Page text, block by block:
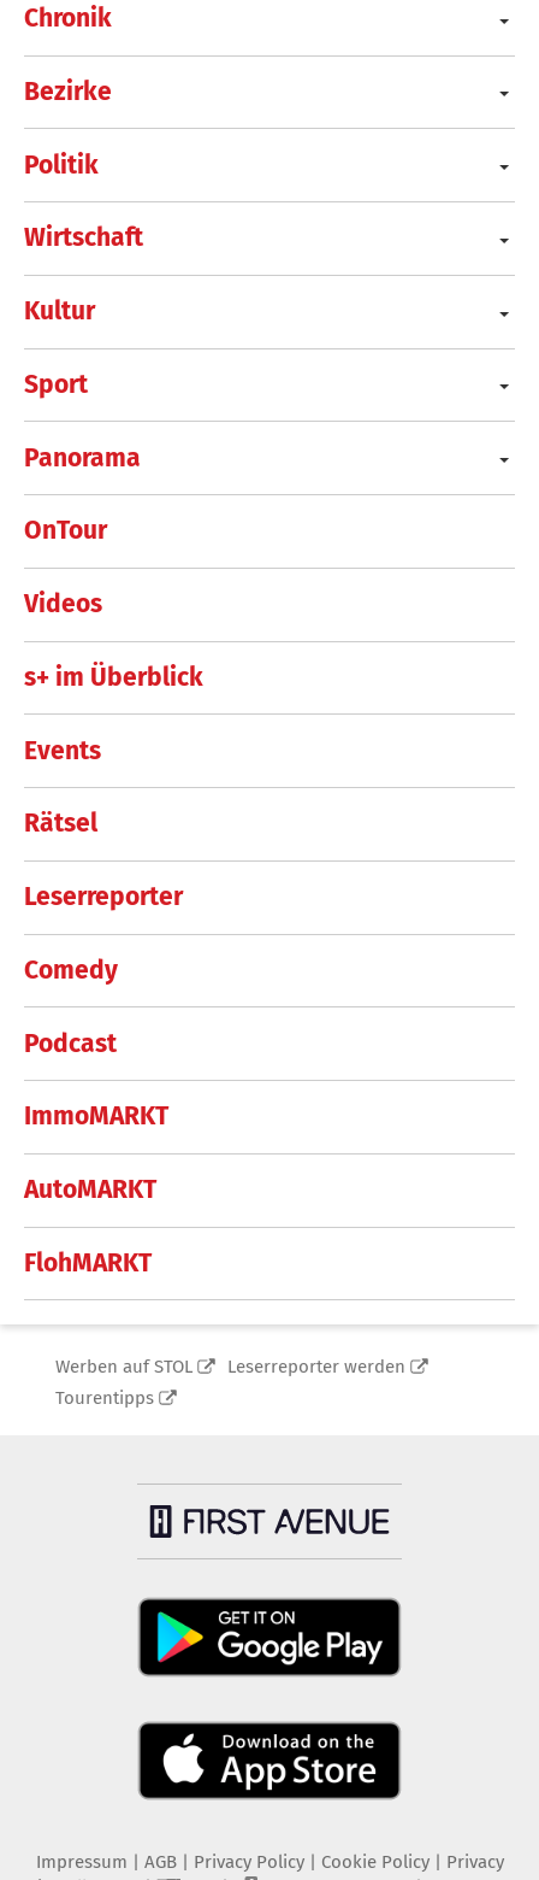
Chronik
Bezirke
Politik
Wirtschaft
Kultur
Sport
Panorama
OnTour
Videos
s+ im Überblick
Events
Rätsel
Leserreporter
Comedy
Podcast
ImmoMARKT
AutoMARKT
FlohMARKT
Werben auf STOL
Leserreporter werden
Tourentipps
Impressum AGB Privacy Policy| Cookie Policy| Privacy